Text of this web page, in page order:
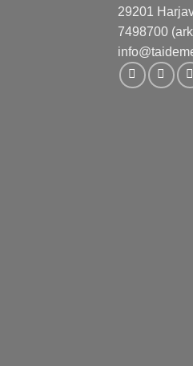
29201
7498700